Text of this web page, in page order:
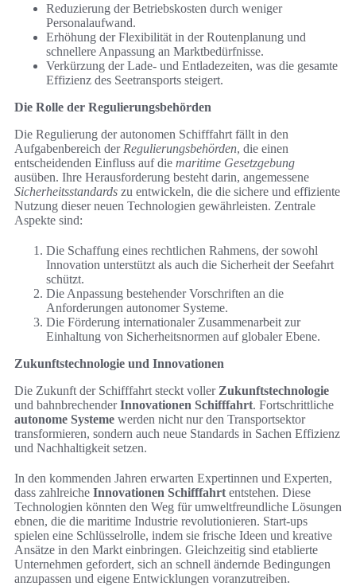
Reduzierung der Betriebskosten durch weniger
Personalaufwand.
Erhöhung der Flexibilität in der Routenplanung und
schnellere Anpassung an Marktbedürfnisse.
Verkürzung der Lade- und Entladezeiten, was die gesamte
Effizienz des Seetransports steigert.
Die Rolle der Regulierungsbehörden
Die Regulierung der autonomen Schifffahrt fällt in den
Aufgabenbereich der Regulierungsbehörden, die einen
entscheidenden Einfluss auf die maritime Gesetzgebung
ausüben. Ihre Herausforderung besteht darin, angemessene
Sicherheitsstandards zu entwickeln, die die sichere und effiziente
Nutzung dieser neuen Technologien gewährleisten. Zentrale
Aspekte sind:
Die Schaffung eines rechtlichen Rahmens, der sowohl
Innovation unterstützt als auch die Sicherheit der Seefahrt
schützt.
Die Anpassung bestehender Vorschriften an die
Anforderungen autonomer Systeme.
Die Förderung internationaler Zusammenarbeit zur
Einhaltung von Sicherheitsnormen auf globaler Ebene.
Zukunftstechnologie und Innovationen
Die Zukunft der Schifffahrt steckt voller Zukunftstechnologie
und bahnbrechenderInnovationen Schifffahrt. Fortschrittliche
autonome Systeme werden nicht nur den Transportsektor
transformieren, sondern auch neue Standards in Sachen Effizienz
und Nachhaltigkeit setzen.
In den kommenden Jahren erwarten Expertinnen und Experten,
dass zahlreiche Innovationen Schifffahrt entstehen. Diese
Technologien könnten den Weg für umweltfreundliche Lösungen
ebnen, die die maritime Industrie revolutionieren. Start-ups
spielen eine Schlüsselrolle, indem sie frische Ideen und kreative
Ansätze in den Markt einbringen. Gleichzeitig sind etablierte
Unternehmen gefordert, sich an schnell ändernde Bedingungen
anzupassen und eigene Entwicklungen voranzutreiben.